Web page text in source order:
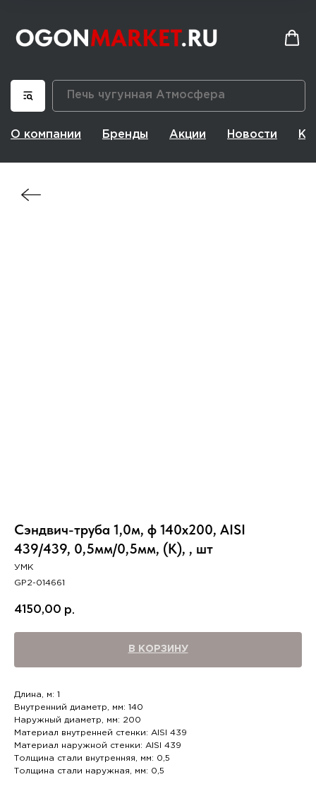
О компании Бренды Акции Новости
Сэндвич-труба 1,0м, ф 140х200, AISI
439/439, 0,5мм/0,5мм, (К), , шт
УМК
GP2-014661
4150,00 р.
В КОРЗИНУ
Длина, м: 1
Внутренний диаметр, мм: 140
Наружный диаметр, мм: 200
Материал внутренней стенки: AISI 439
Материал наружной стенки: AISI 439
Толщина стали внутренняя, мм: 0,5
Толщина стали наружная, мм: 0,5